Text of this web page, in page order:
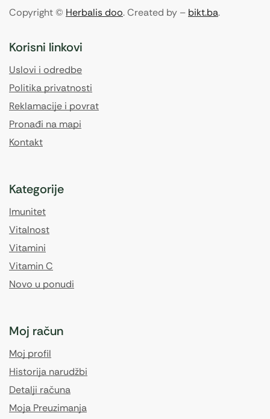
Copyright © Herbalis doo. Created by – bikt.ba.
Korisni linkovi
Uslovi i odredbe
Politika privatnosti
Reklamacije i povrat
Pronađi na mapi
Kontakt
Kategorije
Imunitet
Vitalnost
Vitamini
Vitamin C
Novo u ponudi
Moj račun
Moj profil
Historija narudžbi
Detalji računa
Moja Preuzimanja